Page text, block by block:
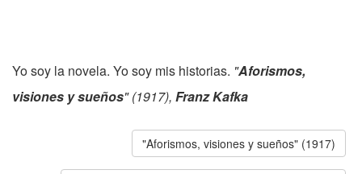
Yo soy la novela. Yo soy mis historias. "Aforismos,
visiones y sueños" (1917), Franz Kafka
"Aforismos, visiones y sueños" (1917)